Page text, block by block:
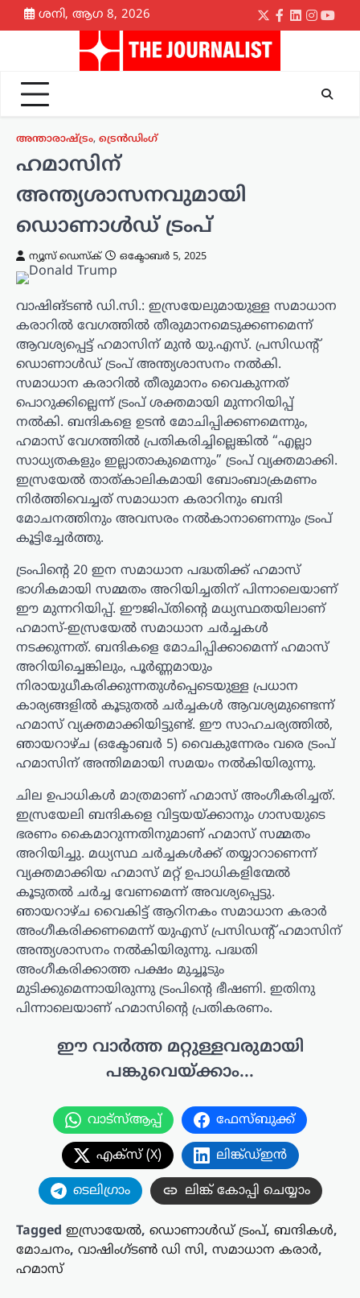
Skip
to
ശനി, ആഗ 8, 2026
Twitter
Facebook
LinkedIn
അന്താരാഷ്ട്രം, ട്രെൻഡിംഗ്
ഹമാസിന്
അന്ത്യശാസനവുമായി
ഡൊണാൾഡ് ട്രംപ്
ന്യൂസ് ഡെസ്ക് ഒക്ടോബർ 5, 2025
വാഷിങ്ടൺ ഡി.സി.: ഇസ്രയേലുമായുള്ള സമാധാന
കരാറിൽ വേഗത്തിൽ തീരുമാനമെടുക്കണമെന്ന്
ആവശ്യപ്പെട്ട് ഹമാസിന് മുൻ യു.എസ്. പ്രസിഡൻ്റ്
ഡൊണാൾഡ് ട്രംപ് അന്ത്യശാസനം നൽകി.
സമാധാന കരാറിൽ തീരുമാനം വൈകുന്നത്
പൊറുക്കില്ലെന്ന് ട്രംപ് ശക്തമായി മുന്നറിയിപ്പ്
നൽകി. ബന്ദികളെ ഉടൻ മോചിപ്പിക്കണമെന്നും,
ഹമാസ് വേഗത്തിൽ പ്രതികരിച്ചില്ലെങ്കിൽ “എല്ലാ
സാധ്യതകളും ഇല്ലാതാകുമെന്നും” ട്രംപ് വ്യക്തമാക്കി.
ഇസ്രയേൽ താത്കാലികമായി ബോംബാക്രമണം
നിർത്തിവെച്ചത് സമാധാന കരാറിനും ബന്ദി
മോചനത്തിനും അവസരം നൽകാനാണെന്നും ട്രംപ്
കൂട്ടിച്ചേർത്തു.
ട്രംപിൻ്റെ 20 ഇന സമാധാന പദ്ധതിക്ക് ഹമാസ്
ഭാഗികമായി സമ്മതം അറിയിച്ചതിന് പിന്നാലെയാണ്
ഈ മുന്നറിയിപ്പ്. ഈജിപ്തിൻ്റെ മധ്യസ്ഥതയിലാണ്
ഹമാസ്-ഇസ്രയേൽ സമാധാന ചർച്ചകൾ
നടക്കുന്നത്. ബന്ദികളെ മോചിപ്പിക്കാമെന്ന് ഹമാസ്
അറിയിച്ചെങ്കിലും, പൂർണ്ണമായും
നിരായുധീകരിക്കുന്നതുൾപ്പെടെയുള്ള പ്രധാന
കാര്യങ്ങളിൽ കൂടുതൽ ചർച്ചകൾ ആവശ്യമുണ്ടെന്ന്
ഹമാസ് വ്യക്തമാക്കിയിട്ടുണ്ട്. ഈ സാഹചര്യത്തിൽ,
ഞായറാഴ്ച (ഒക്ടോബർ 5) വൈകുന്നേരം വരെ ട്രംപ്
ഹമാസിന് അന്തിമമായി സമയം നൽകിയിരുന്നു.
ചില ഉപാധികൾ മാത്രമാണ് ഹമാസ് അംഗീകരിച്ചത്.
ഇസ്രയേലി ബന്ദികളെ വിട്ടയയ്ക്കാനും ഗാസയുടെ
ഭരണം കൈമാറുന്നതിനുമാണ് ഹമാസ് സമ്മതം
അറിയിച്ചു. മധ്യസ്ഥ ചർച്ചകൾക്ക് തയ്യാറാണെന്ന്
വ്യക്തമാക്കിയ ഹമാസ് മറ്റ് ഉപാധികളിന്മേൽ
കൂടുതൽ ചർച്ച വേണമെന്ന് അവശ്യപ്പെട്ടു.
ഞായറാഴ്ച വൈകിട്ട് ആറിനകം സമാധാന കരാർ
അംഗീകരിക്കണമെന്ന് യുഎസ് പ്രസിഡന്‍റ് ഹമാസിന്
അന്ത്യശാസനം നൽകിയിരുന്നു. പദ്ധതി
അംഗീകരിക്കാത്ത പക്ഷം മുച്ചൂടും
മുടിക്കുമെന്നായിരുന്നു ട്രംപിന്‍റെ ഭീഷണി. ഇതിനു
പിന്നാലെയാണ് ഹമാസിന്റെ പ്രതികരണം.
ഈ വാർത്ത മറ്റുള്ളവരുമായി
പങ്കുവെയ്ക്കാം...
വാട്സ്ആപ്പ് ഫേസ്ബുക്ക്
എക്സ് (X) ലിങ്ക്ഡ്ഇൻ
ടെലിഗ്രാം ലിങ്ക് കോപ്പി ചെയ്യാം
Tagged ഇസ്രായേൽ, ഡൊണാൾഡ് ട്രംപ്, ബന്ദികൾ,
മോചനം, വാഷിംഗ്ടൺ ഡി സി, സമാധാന കരാർ,
ഹമാസ്